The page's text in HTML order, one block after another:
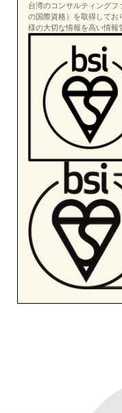
台湾のコンサルティング
の国際資格）を取得して
様の大切な情報を高い情報